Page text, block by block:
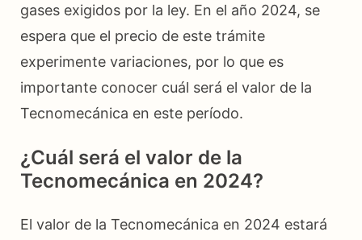
gases exigidos por la ley. En el año 2024, se
espera que el precio de este trámite
experimente variaciones, por lo que es
importante conocer cuál será el valor de la
Tecnomecánica en este período.
¿Cuál será el valor de la
Tecnomecánica en 2024?
El valor de la Tecnomecánica en 2024 estará